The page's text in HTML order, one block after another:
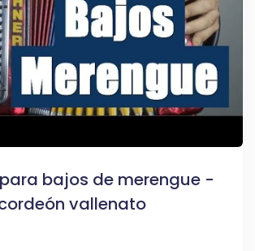
bajos de merengue -
vallenato